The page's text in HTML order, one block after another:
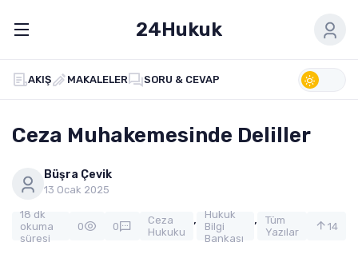
24Hukuk
AKIŞ MAKALELER SORU & CEVAP
Ceza Muhakemesinde Deliller
Büşra Çevik
13 Ocak 2025
18 dk
okuma
süresi
0 0
Ceza
Hukuku
,
Hukuk
Bilgi
Bankası
,
Tüm
Yazılar
14